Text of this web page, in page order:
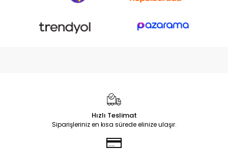
Hızlı Teslimat
Siparişleriniz en kısa sürede elinize ulaşır.